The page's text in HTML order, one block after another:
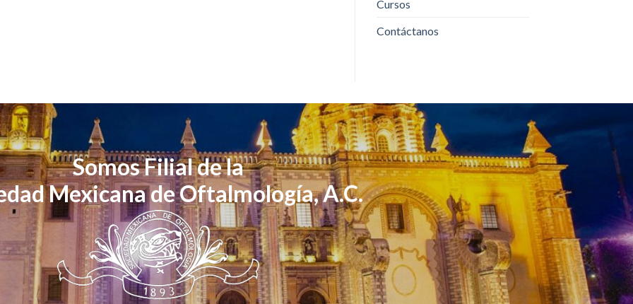
Cursos
Contáctanos
Somos Filial de la
Mexicana de Oftalmología, A.C.